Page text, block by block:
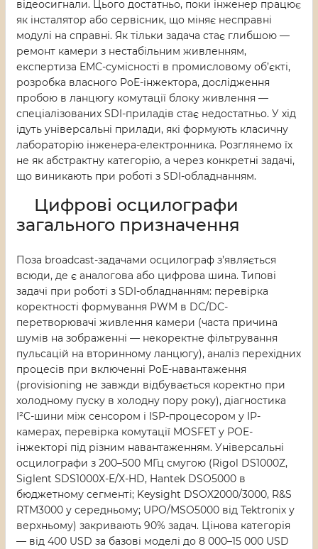
відеосигнали. Цього достатньо, поки інженер працює
як інсталятор або сервісник, що міняє несправні
модулі на справні. Як тільки задача стає глибшою —
ремонт камери з нестабільним живленням,
експертиза EMC-сумісності в промисловому об’єкті,
розробка власного PoE-інжектора, дослідження
пробою в ланцюгу комутації блоку живлення —
спеціалізованих SDI-приладів стає недостатньо. У хід
ідуть універсальні прилади, які формують класичну
лабораторію інженера-електронника. Розглянемо їх
не як абстрактну категорію, а через конкретні задачі,
що виникають при роботі з SDI-обладнанням.
Цифрові осцилографи
загального призначення
Поза broadcast-задачами осцилограф з’являється
всюди, де є аналогова або цифрова шина. Типові
задачі при роботі з SDI-обладнанням: перевірка
коректності формування PWM в DC/DC-
перетворювачі живлення камери (часта причина
шумів на зображенні — некоректне фільтрування
пульсацій на вторинному ланцюгу), аналіз перехідних
процесів при включенні PoE-навантаження
(provisioning не завжди відбувається коректно при
холодному пуску в холодну пору року), діагностика
I²C-шини між сенсором і ISP-процесором у IP-
камерах, перевірка комутації MOSFET у POE-
інжекторі під різним навантаженням. Універсальні
осцилографи з 200–500 МГц смугою (Rigol DS1000Z,
Siglent SDS1000X-E/X-HD, Hantek DSO5000 в
бюджетному сегменті; Keysight DSOX2000/3000, R&S
RTM3000 у середньому; UPO/MSO5000 від Tektronix у
верхньому) закривають 90% задач. Цінова категорія
— від 400 USD за базові моделі до 8 000–15 000 USD